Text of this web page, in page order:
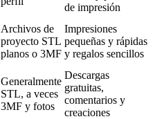
de impresión
Archivos de
proyecto STL
planos o 3MF
Impresiones
pequeñas y rápidas
y regalos sencillos
Generalmente
STL, a veces
3MF y fotos
Descargas
gratuitas,
comentarios y
creaciones